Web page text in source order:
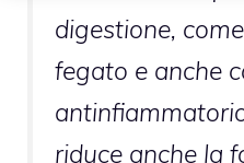
digestione,
fegato e anche
riduce anche la